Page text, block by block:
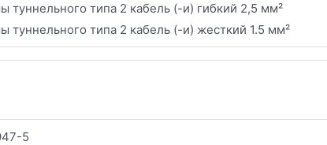
туннельного типа 2 кабель (-и) гибкий 2,5 мм²
туннельного типа 2 кабель (-и) жесткий 1.5 мм²
5